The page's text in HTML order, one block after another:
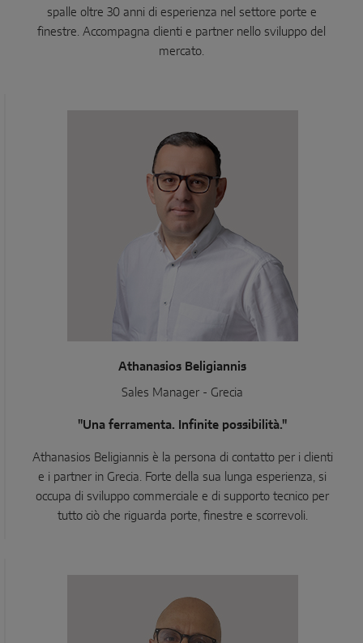
spalle oltre 30 anni di esperienza nel settore porte e
finestre. Accompagna clienti e partner nello sviluppo del
mercato.
Athanasios Beligiannis
Sales Manager - Grecia
"Una ferramenta. Infinite possibilità."
Athanasios Beligiannis è la persona di contatto per i clienti
e i partner in Grecia. Forte della sua lunga esperienza, si
occupa di sviluppo commerciale e di supporto tecnico per
tutto ciò che riguarda porte, finestre e scorrevoli.